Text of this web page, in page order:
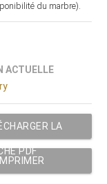
du marbre).
ACTUELLE
LA
PDF
IMPRIMER